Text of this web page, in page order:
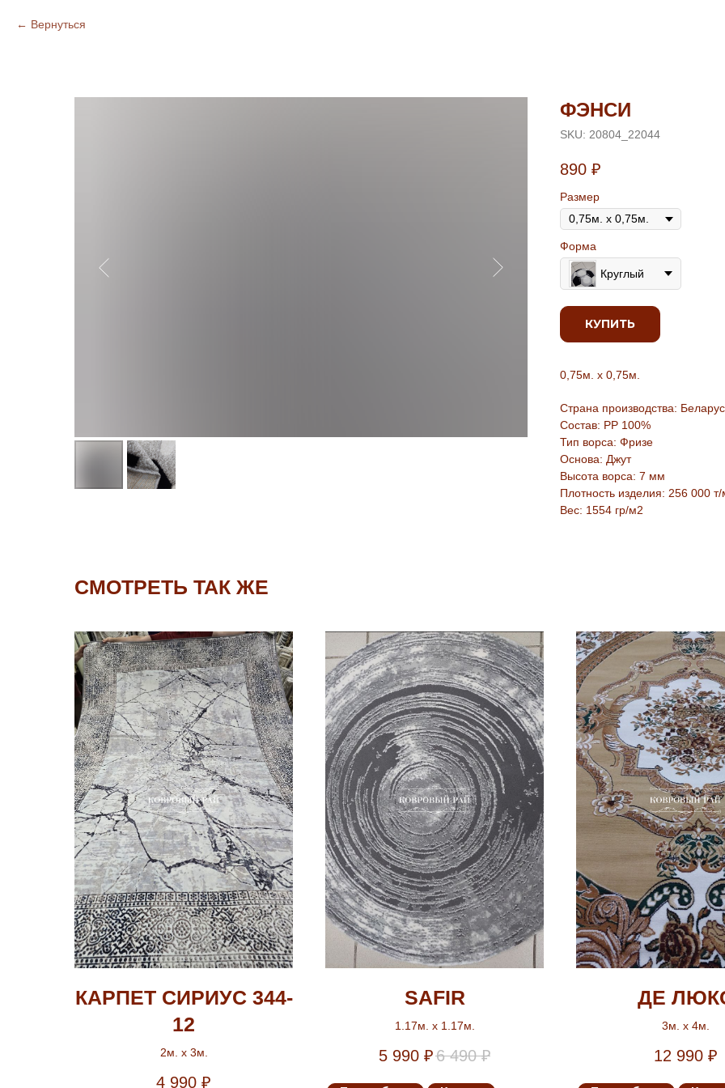
Вернуться
ФЭНСИ
SKU: 20804_22044
890 ₽
Размер
Форма
Круглый
КУПИТЬ
0,75м. х 0,75м.
Страна производства:
Состав: PP 100%
Тип ворса: Фризе
Основа: Джут
Высота ворса: 7 мм
Плотность изделия: 256 000
Вес: 1554 гр/м2
СМОТРЕТЬ ТАК ЖЕ
КАРПЕТ СИРИУС 344-
12
2м. х 3м.
4 990 ₽
SAFIR
1.17м. х 1.17м.
5 990 ₽6 490 ₽
ДЕ
3м. х 4м.
12 990 ₽